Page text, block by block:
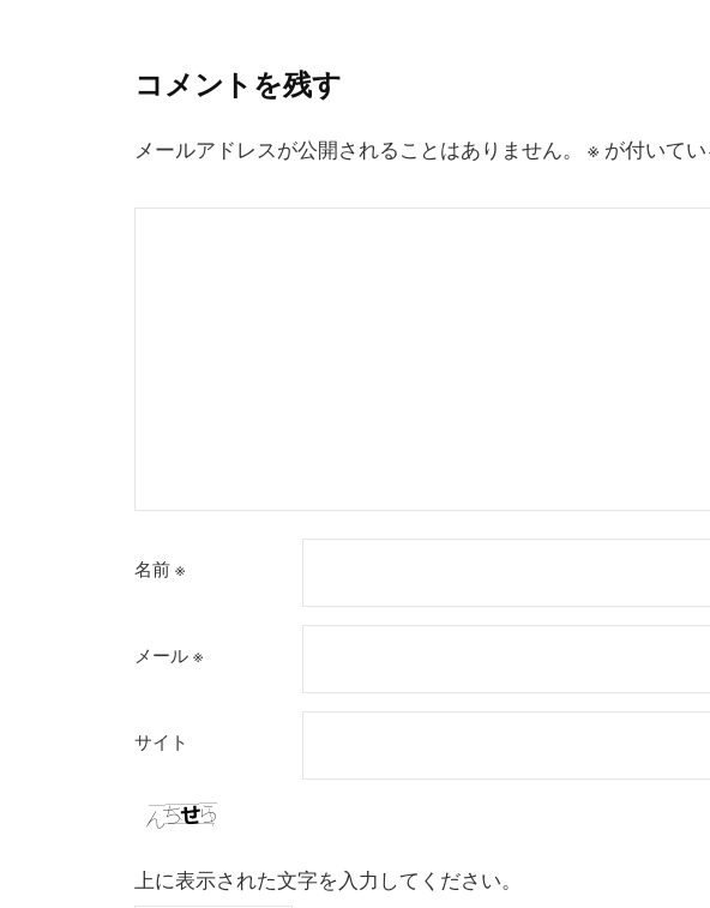
ビ
ー
シ
コメントを残す
メールアドレスが公開されることはありません。 ※ が付いて
名前 ※
メール ※
サイト
上に表示された文字を入力してください。